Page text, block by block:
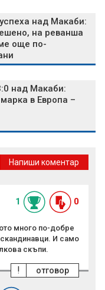
над Макаби:
на реванша
още по-
над Макаби:
в Европа –
Напиши коментар
1 0
много по-добре
И само
скъпи.
отговор
!